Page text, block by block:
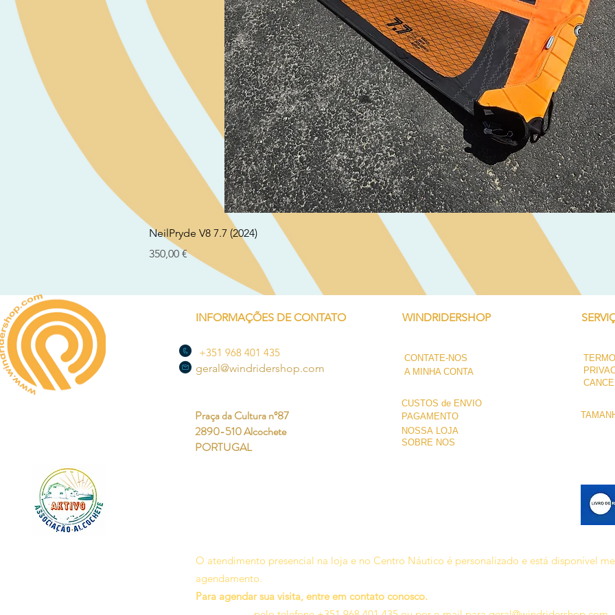
Visualização rápida
NeilPryde V8 7.7 (2024)
Preço
350,00 €
INFORMAÇÕES DE CONTATO
+351 968 401 435
geral@windridershop.com
WINDRIDERSHOP
CONTATE-NOS
A MINHA CONTA
CUSTOS de ENVIO
Praça da Cultura nº87
2890-510 Alcochete
PORTUGAL
PAGAMENTO
NOSSA LOJA
SOBRE NÓS
O atendimento presencial na loja e no Centro Náutico é personalizado e está disponível
agendamento.
Para agendar sua visita, entre em contato conosco.